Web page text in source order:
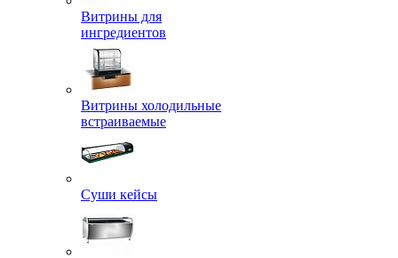
Витрины для
ингредиентов
Витрины холодильные
встраиваемые
Суши кейсы